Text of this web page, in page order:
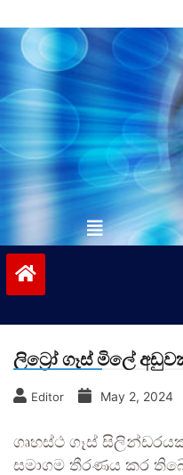
to
contentvinivida.lk
ලිට්‍රෝ ගෑස් මිලේ
Editor May 2, 2024
ගෘහස්ථ ගෑස්
සමාගම තීරණය කර